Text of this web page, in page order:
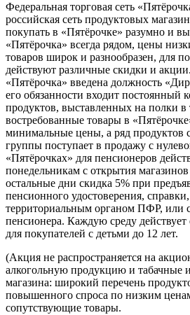
Федеральная торговая сеть
российская сеть продуктовых
покупать в «Пятёрочке» разумно и
«Пятёрочка» всегда рядом, цены
товаров широк и разнообразен, для
действуют различные скидки и
«Пятёрочка» введена должность
его обязанности входит постоянный
продуктов, выставленных на полки в
востребованные товары в
минимальные цены, а ряд продуктов
группы поступает в продажу с
«Пятёрочках» для пенсионеров
понедельникам с открытия
остальные дни скидка 5% при
пенсионного удостоверения,
территориальным органом ПФР, или
пенсионера. Каждую среду действует
для покупателей с детьми до 12 лет.
(Акция не распространяется на
алкогольную продукцию и табачные
магазина: широкий перечень
повышенного спроса по низким
сопутствующие товары.